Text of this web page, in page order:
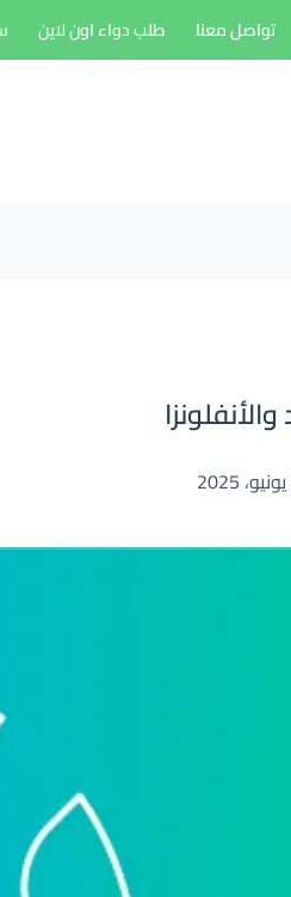
تواصل معنا طلب دواء اون لاين